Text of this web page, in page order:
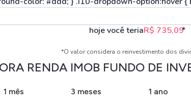
hoje você teriaR$ 735,09*
*O valor considera o reinvestimento dos
RENDA IMOB FUNDO DE
1 mês 3 meses 1 ano